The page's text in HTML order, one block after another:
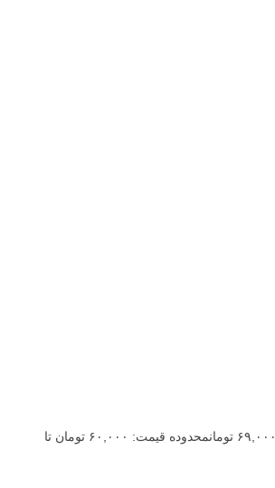
۶۹,۰۰۰ تومان
محدوده قیمت: ۶۰,۰۰۰ تومان تا